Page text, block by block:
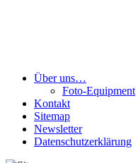
Über uns…
Foto-Equipment
Kontakt
Sitemap
Newsletter
Datenschutzerklärung